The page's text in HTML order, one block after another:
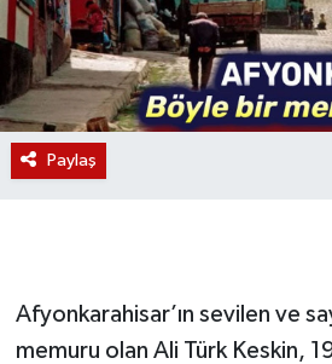
Paylaş
Afyonkarahisar’ın sevilen ve
memuru olan Ali Türk Keskin,